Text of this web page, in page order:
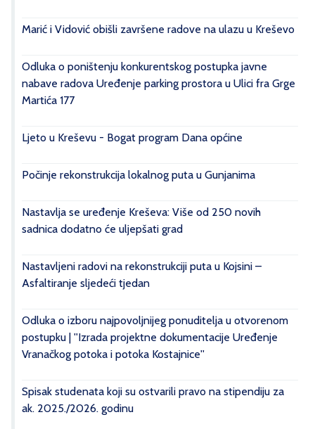
Marić i Vidović obišli završene radove na ulazu u Kreševo
Odluka o poništenju konkurentskog postupka javne
nabave radova Uređenje parking prostora u Ulici fra Grge
Martića 177
Ljeto u Kreševu - Bogat program Dana općine
Počinje rekonstrukcija lokalnog puta u Gunjanima
Nastavlja se uređenje Kreševa: Više od 250 novih
sadnica dodatno će uljepšati grad
Nastavljeni radovi na rekonstrukciji puta u Kojsini –
Asfaltiranje sljedeći tjedan
Odluka o izboru najpovoljnijeg ponuditelja u otvorenom
postupku | ''Izrada projektne dokumentacije Uređenje
Vranačkog potoka i potoka Kostajnice''
Spisak studenata koji su ostvarili pravo na stipendiju za
ak. 2025./2026. godinu